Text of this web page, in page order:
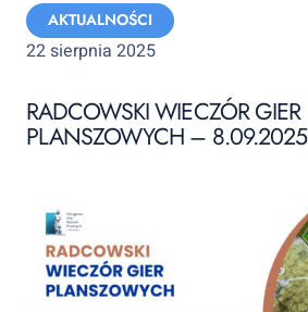
Categories:
AKTUALNOŚCI
22 sierpnia 2025
RADCOWSKI WIECZÓR GIER
PLANSZOWYCH – 8.09.2025